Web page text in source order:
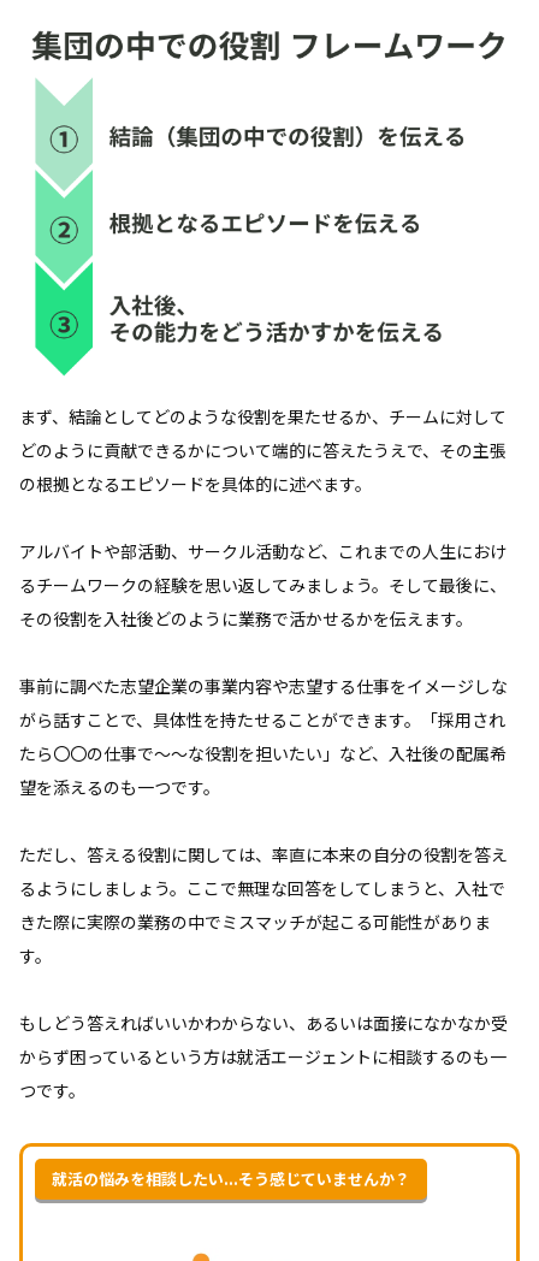
まず、結論としてどのような役割を果たせるか、チームに対して
どのように貢献できるかについて端的に答えたうえで、その主張
の根拠となるエピソードを具体的に述べます。
アルバイトや部活動、サークル活動など、これまでの人生におけ
るチームワークの経験を思い返してみましょう。そして最後に、
その役割を入社後どのように業務で活かせるかを伝えます。
事前に調べた志望企業の事業内容や志望する仕事をイメージしな
がら話すことで、具体性を持たせることができます。「採用され
たら〇〇の仕事で～～な役割を担いたい」など、入社後の配属希
望を添えるのも一つです。
ただし、答える役割に関しては、率直に本来の自分の役割を答え
るようにしましょう。ここで無理な回答をしてしまうと、入社で
きた際に実際の業務の中でミスマッチが起こる可能性がありま
す。
もしどう答えればいいかわからない、あるいは面接になかなか受
からず困っているという方は就活エージェントに相談するのも一
つです。
就活の悩みを相談したい...そう感じていませんか？